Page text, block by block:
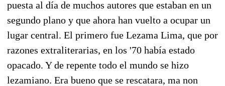
puesta al día de muchos autores que estaban en un
segundo plano y que ahora han vuelto a ocupar un
lugar central. El primero fue Lezama Lima, que por
razones extraliterarias, en los '70 había estado
opacado. Y de repente todo el mundo se hizo
lezamiano. Era bueno que se rescatara, ma non